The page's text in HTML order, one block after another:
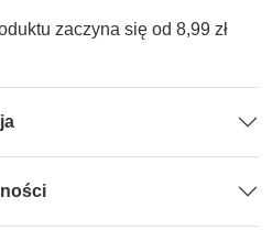
zaczyna się od 8,99 zł